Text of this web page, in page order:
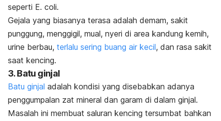
seperti E. coli.
Gejala yang biasanya terasa adalah demam, sakit
punggung, menggigil, mual, nyeri di area kandung kemih,
urine berbau, terlalu sering buang air kecil, dan rasa sakit
saat kencing.
3. Batu ginjal
Batu ginjal adalah kondisi yang disebabkan adanya
penggumpalan zat mineral dan garam di dalam ginjal.
Masalah ini membuat saluran kencing tersumbat bahkan